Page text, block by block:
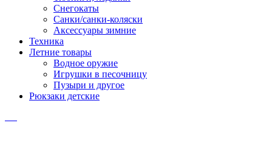
Снегокаты
Санки/санки-коляски
Аксессуары зимние
Техника
Летние товары
Водное оружие
Игрушки в песочницу
Пузыри и другое
Рюкзаки детские